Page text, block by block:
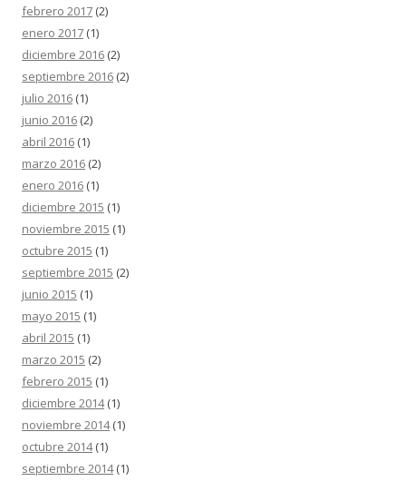
febrero 2017 (2)
enero 2017 (1)
diciembre 2016 (2)
septiembre 2016 (2)
julio 2016 (1)
junio 2016 (2)
abril 2016 (1)
marzo 2016 (2)
enero 2016 (1)
diciembre 2015 (1)
noviembre 2015 (1)
octubre 2015 (1)
septiembre 2015 (2)
junio 2015 (1)
mayo 2015 (1)
abril 2015 (1)
marzo 2015 (2)
febrero 2015 (1)
diciembre 2014(1)
noviembre 2014(1)
octubre 2014(1)
septiembre 2014(1)